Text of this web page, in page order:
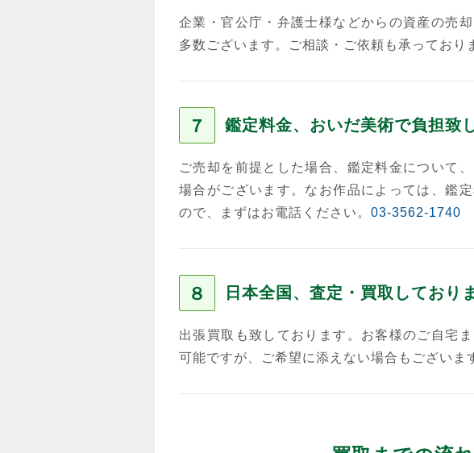
企業・官公庁・弁護士様などからの資産の売
多数ございます。ご相談・ご依頼も承っており
７ 鑑定料金、おいだ美術で負担致
ご売却を前提とした場合、鑑定料金について
場合がございます。なお作品によっては、鑑
ので、まずはお電話ください。 03-3562-1740
８ 日本全国、査定・買取しており
出張買取も致しております。お客様のご自宅
可能ですが、ご希望に添えない場合もございま